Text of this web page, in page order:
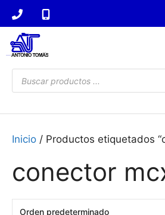
Saltar
contenido
Búsqueda
de
productos
Inicio / Productos etiquetados
conector